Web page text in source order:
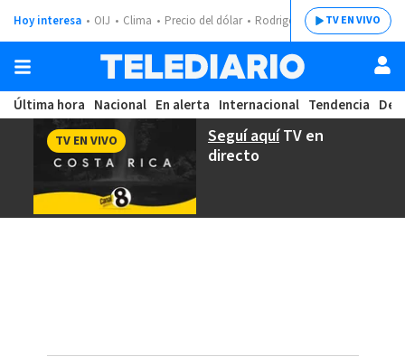
Hoy interesa OIJ Clima Precio del dólar Rodrigo ChavesTV EN VIVO
Última hora Nacional En alerta Internacional Tendencia
Seguí aquíTV en
directo
TV EN VIVO